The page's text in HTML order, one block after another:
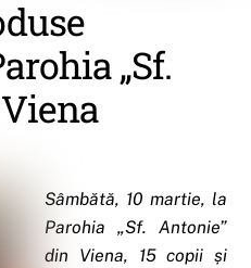
„Sf.
Sâmbătă, 10 martie, la
Parohia „Sf. Antonie”
din Viena, 15 copii și